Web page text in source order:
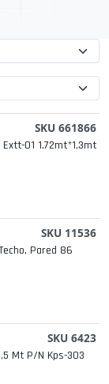
SKU 661866
SKU 11536
SKU 6423
Telon Mural Klip Exptreme 2,00 X 1,5 Mt P/n Kps-303